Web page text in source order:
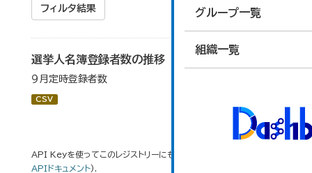
グループ一覧
組織一覧
フィルタ結果
選挙人名簿登録者数の推移
９月定時登録者数
CSV
API Keyを使ってこのレジストリーにもアクセス可能です
APIドキュメント).